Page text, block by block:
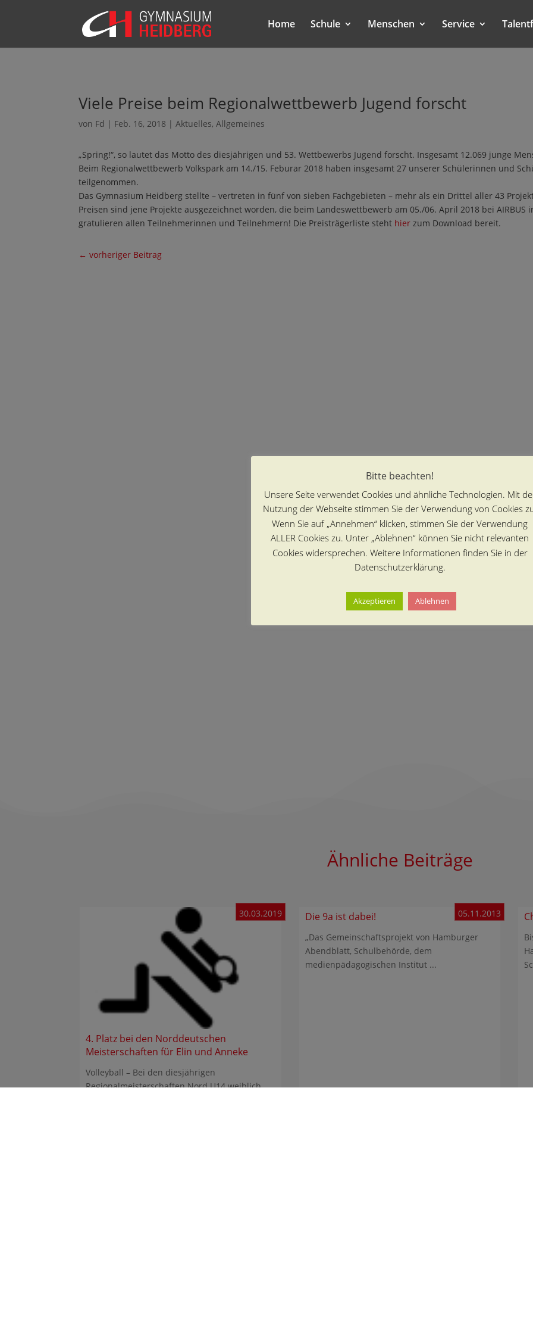
Home Schule Menschen Service
Viele Preise beim Regionalwettbewerb Jugend forscht
von Fd | Feb. 16, 2018 | Aktuelles, Allgemeines
„Spring!“, so lautet das Motto des diesjährigen und 53. Wettbewerbs Jugend forscht. Insgesamt 12.069 junge
Beim Regionalwettbewerb Volkspark am 14./15. Feburar 2018 haben insgesamt 27 unserer Schülerinnen und
teilgenommen.
Das Gymnasium Heidberg stellte – vertreten in fünf von sieben Fachgebieten – mehr als ein Drittel aller 43
Preisen sind jene Projekte ausgezeichnet worden, die beim Landeswettbewerb am 05./06. April 2018 bei
gratulieren allen Teilnehmerinnen und Teilnehmern! Die Preisträgerliste steht hier zum Download bereit.
← vorheriger Beitrag
Ähnliche Beiträge
4. Platz bei den Norddeutschen
Meisterschaften für Elin und Anneke
30.03.2019
Volleyball – Bei den diesjährigen
Regionalmeisterschaften Nord U14 weiblich
Die 9a ist dabei! 05.11.2013
„Das Gemeinschaftsprojekt von Hamburger
Abendblatt, Schulbehörde, dem
medienpädagogischen Institut ...
Bitte beachten!
Unsere Seite verwendet Cookies und ähnliche Technologien. Mit
Nutzung der Webseite stimmen Sie der Verwendung von Cookies
Wenn Sie auf „Annehmen“ klicken, stimmen Sie der Verwendung
ALLER Cookies zu. Unter „Ablehnen“ können Sie nicht relevanten
Cookies widersprechen. Weitere Informationen finden Sie in der
Datenschutzerklärung.
Akzeptieren Ablehnen